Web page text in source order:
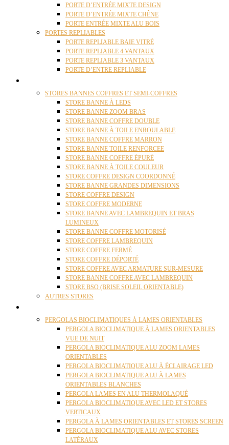
PORTE D’ENTRÉE MIXTE DESIGN
PORTE D’ENTRÉE MIXTE CHÊNE
PORTE ENTRÉE MIXTE ALU BOIS
PORTES REPLIABLES
PORTE REPLIABLE BAIE VITRÉ
PORTE REPLIABLE 4 VANTAUX
PORTE REPLIABLE 3 VANTAUX
PORTE D’ENTRE REPLIABLE
STORES BANNES COFFRES ET SEMI-COFFRES
STORE BANNE À LEDS
STORE BANNE ZOOM BRAS
STORE BANNE COFFRE DOUBLE
STORE BANNE À TOILE ENROULABLE
STORE BANNE COFFRE MARRON
STORE BANNE TOILE RENFORCEE
STORE BANNE COFFRE ÉPURÉ
STORE BANNE À TOILE COULEUR
STORE COFFRE DESIGN COORDONNÉ
STORE BANNE GRANDES DIMENSIONS
STORE COFFRE DESIGN
STORE COFFRE MODERNE
STORE BANNE AVEC LAMBREQUIN ET BRAS
LUMINEUX
STORE BANNE COFFRE MOTORISÉ
STORE COFFRE LAMBREQUIN
STORE COFFRE FERMÉ
STORE COFFRE DÉPORTÉ
STORE COFFRE AVEC ARMATURE SUR-MESURE
STORE BANNE COFFRE AVEC LAMBREQUIN
STORE BSO (BRISE SOLEIL ORIENTABLE)
AUTRES STORES
PERGOLAS BIOCLIMATIQUES À LAMES ORIENTABLES
PERGOLA BIOCLIMATIQUE À LAMES ORIENTABLES
VUE DE NUIT
PERGOLA BIOCLIMATIQUE ALU ZOOM LAMES
ORIENTABLES
PERGOLA BIOCLIMATIQUE ALU À ÉCLAIRAGE LED
PERGOLA BIOCLIMATIQUE ALU À LAMES
ORIENTABLES BLANCHES
PERGOLA LAMES EN ALU THERMOLAQUÉ
PERGOLA BIOCLIMATIQUE AVEC LED ET STORES
VERTICAUX
PERGOLA À LAMES ORIENTABLES ET STORES SCREEN
PERGOLA BIOCLIMATIQUE ALU AVEC STORES
LATÉRAUX